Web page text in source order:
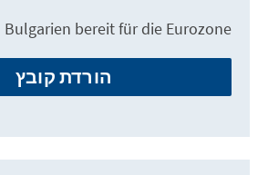
Bulgarien bereit für die Eurozone
הורדת קובץ